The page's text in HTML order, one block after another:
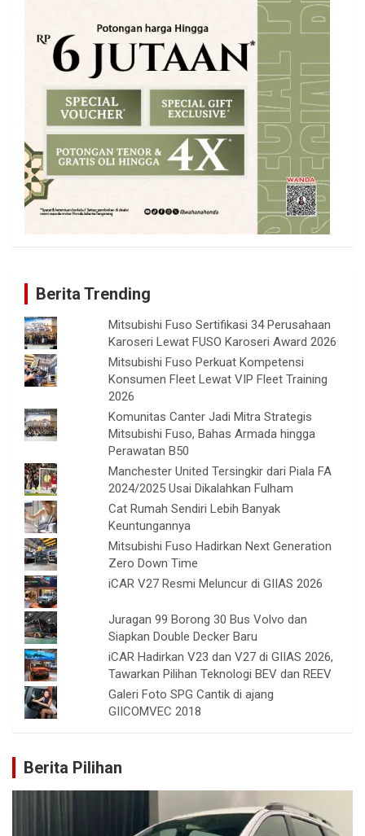
Berita Trending
Mitsubishi Fuso Sertifikasi 34 Perusahaan
Karoseri Lewat FUSO Karoseri Award 2026
Mitsubishi Fuso Perkuat Kompetensi
Konsumen Fleet Lewat VIP Fleet Training
2026
Komunitas Canter Jadi Mitra Strategis
Mitsubishi Fuso, Bahas Armada hingga
Perawatan B50
Manchester United Tersingkir dari Piala FA
2024/2025 Usai Dikalahkan Fulham
Cat Rumah Sendiri Lebih Banyak
Keuntungannya
Mitsubishi Fuso Hadirkan Next Generation
Zero Down Time
iCAR V27 Resmi Meluncur di GIIAS 2026
Juragan 99 Borong 30 Bus Volvo dan
Siapkan Double Decker Baru
iCAR Hadirkan V23 dan V27 di GIIAS 2026,
Tawarkan Pilihan Teknologi BEV dan REEV
Galeri Foto SPG Cantik di ajang
GIICOMVEC 2018
Berita Pilihan